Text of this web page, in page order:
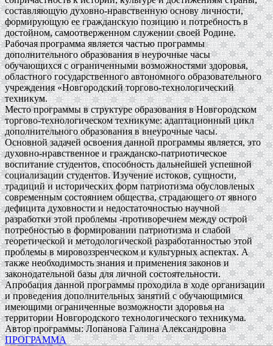
составляющую духовно-нравственную основу личности,
формирующую ее гражданскую позицию и потребность в
достойном, самоотверженном служении своей Родине.
Рабочая программа является частью программы
дополнительного образования в неурочные часы
обучающихся с ограниченными возможностями здоровья,
областного государственного автономного образовательного
учреждения «Новгородский торгово-технологический
техникум.
Место программы в структуре образования в Новгородском
торгово-технологическом техникуме: адаптационный цикл
дополнительного образования в внеурочные часы.
Основной задачей освоения данной программы является, это
духовно-нравственное и гражданско-патриотическое
воспитание студентов, способность дальнейшей успешной
социализации студентов. Изучение истоков, сущности,
традиций и исторических форм патриотизма обусловленых
современным состоянием общества, страдающего от явного
дефицита духовности и недостаточностью научной
разработки этой проблемы -противоречием между острой
потребностью в формировании патриотизма и слабой
теоретической и методологической разработанностью этой
проблемы в мировоззренческом и культурных аспектах. А
также необходимость знания и применения законов и
законодательной базы для личной состоятельности.
Апробация данной программы проходила в ходе организации
и проведения дополнительных занятий с обучающимися
имеющими ограниченные возможности здоровья на
территории Новгородского технологического техникума.
Автор программы: Лопанова Галина Александровна
ПРОГРАММА